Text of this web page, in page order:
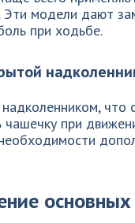
модели дают
при ходьбе.
что
чашечку при